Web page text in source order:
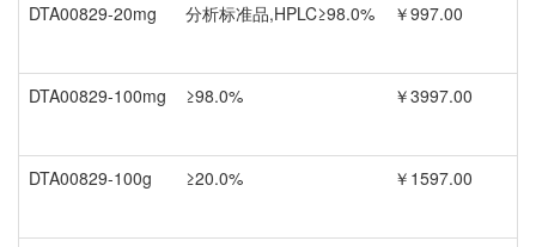
DTA00829-20mg
分析标准品,HPLC≥98.0% ￥997.00
DTA00829-100mg ≥98.0% ￥3997.00
DTA00829-100g ≥20.0% ￥1597.00